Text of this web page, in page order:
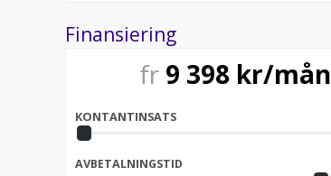
Finansiering
fr 9 398kr/mån
KONTANTINSATS
AVBETALNINGSTID